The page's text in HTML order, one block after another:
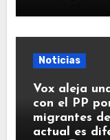
Noticias
Vox aleja
con el PP
migrantes
actual es